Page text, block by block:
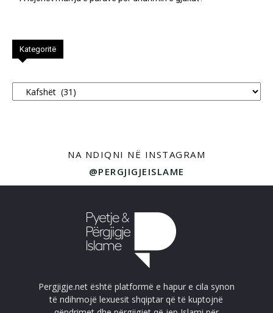
Kategoritë
Kategoritë
NA NDIQNI NË INSTAGRAM
@PERGJIGJEISLAME
Pergjigje.net është platformë e hapur e cila synon
të ndihmojë lexuesit shqiptar që të kuptojnë